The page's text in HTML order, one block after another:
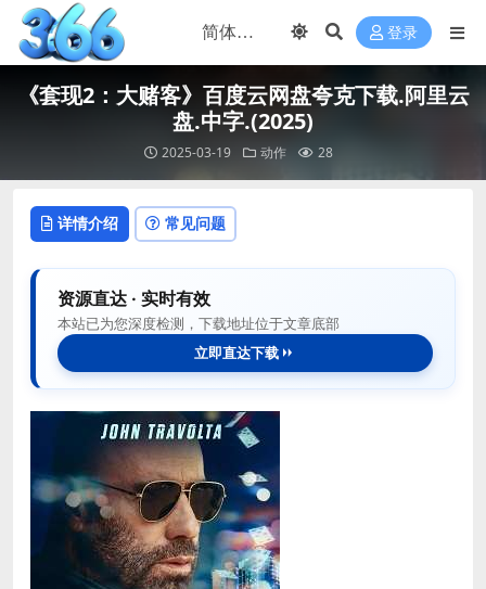
登录
《套现2：大赌客》百度云网盘夸克下载.阿里云
盘.中字.(2025)
2025-03-19 动作 28
详情介绍 常见问题
资源直达 · 实时有效
本站已为您深度检测，下载地址位于文章底部
立即直达下载